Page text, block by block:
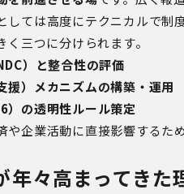
ては高度にテクニカルで制
三つに分けられます。
）と整合性の評価
援）メカニズムの構築・運用
）の透明性ルール策定
企業活動に直接影響するため
年々高まってきた